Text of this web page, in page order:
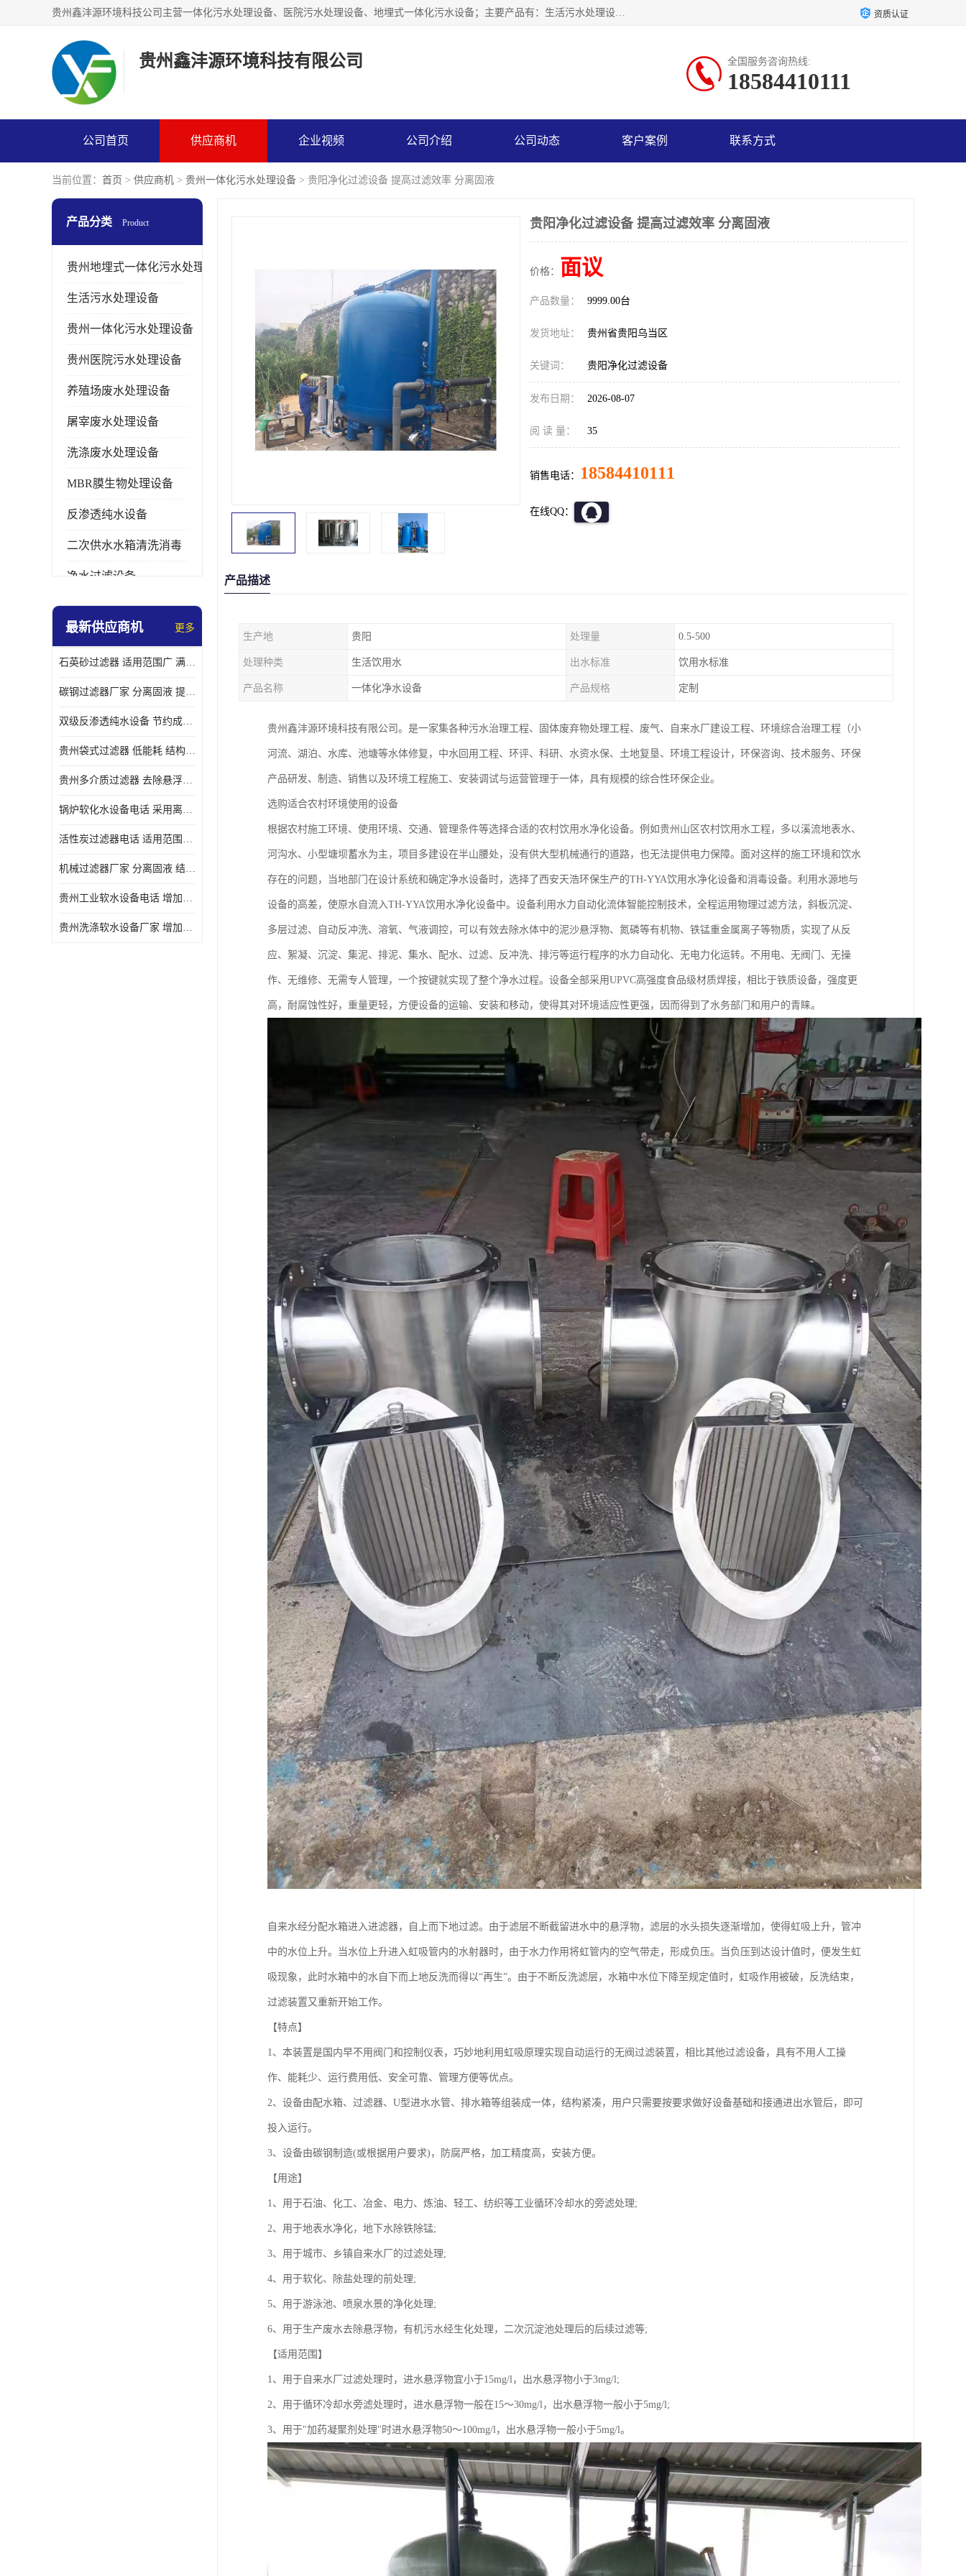
贵州鑫沣源环境科技公司主营一体化污水处理设备、医院污水处理设备、地埋式一体化污水设备；主要产品有：生活污水处理设备，养殖场废水处理设备，屠宰废水处理设备，洗涤废水处理设备，MBR膜生物处理设备，反渗透纯水设备，二次供水水箱清洗消毒，净水过滤设备，软水设备等。欢迎新老顾客来电咨询！ 资质认证
贵州鑫沣源环境科技有限公司 全国服务咨询热线:
18584410111
公司首页 供应商机 企业视频 公司介绍 公司动态 客户案例 联系方式
当前位置： 首页 > 供应商机 > 贵州一体化污水处理设备 > 贵阳净化过滤设备 提高过滤效率 分离固液
产品分类 Product
贵州地埋式一体化污水处理设备
生活污水处理设备
贵州一体化污水处理设备
贵州医院污水处理设备
养殖场废水处理设备
屠宰废水处理设备
洗涤废水处理设备
MBR膜生物处理设备
反渗透纯水设备
二次供水水箱清洗消毒
净水过滤设备
软水设备
最新供应商机 更多
石英砂过滤器 适用范围广 满足不同的需求
碳钢过滤器厂家 分离固液 提高过滤效率
双级反渗透纯水设备 节约成本 提供高纯度水
贵州袋式过滤器 低能耗 结构简单
贵州多介质过滤器 去除悬浮物 防止水垢和堵塞
锅炉软化水设备电话 采用离子交换技术 减少维修和更换的成本
活性炭过滤器电话 适用范围广 防止水垢和堵塞
机械过滤器厂家 分离固液 结构简单
贵州工业软水设备电话 增加清洁效果 使水更加清澈 干净
贵州洗涤软水设备厂家 增加清洁效果 减少维修和更换的成本
贵阳净化过滤设备 提高过滤效率 分离固液
价格： 面议
产品数量： 9999.00台
发货地址： 贵州省贵阳乌当区
关键词： 贵阳净化过滤设备
发布日期： 2026-08-07
阅 读 量： 35
销售电话： 18584410111
在线QQ：
产品描述
生产地 贵阳 处理量 0.5-500
处理种类 生活饮用水 出水标准 饮用水标准
产品名称 一体化净水设备 产品规格 定制
贵州鑫沣源环境科技有限公司。是一家集各种污水治理工程、固体废弃物处理工程、废气、自来水厂建设工程、环境综合治理工程（小
河流、湖泊、水库、池塘等水体修复，中水回用工程、环评、科研、水资水保、土地复垦、环境工程设计，环保咨询、技术服务、环保
产品研发、制造、销售以及环境工程施工、安装调试与运营管理于一体，具有规模的综合性环保企业。
选购适合农村环境使用的设备
根据农村施工环境、使用环境、交通、管理条件等选择合适的农村饮用水净化设备。例如贵州山区农村饮用水工程，多以溪流地表水、
河沟水、小型塘坝蓄水为主，项目多建设在半山腰处，没有供大型机械通行的道路，也无法提供电力保障。面对这样的施工环境和饮水
存在的问题，当地部门在设计系统和确定净水设备时，选择了西安天浩环保生产的TH-YYA饮用水净化设备和消毒设备。利用水源地与
设备的高差，使原水自流入TH-YYA饮用水净化设备中。设备利用水力自动化流体智能控制技术，全程运用物理过滤方法，斜板沉淀、
多层过滤、自动反冲洗、溶氧、气液调控，可以有效去除水体中的泥沙悬浮物、氮磷等有机物、铁锰重金属离子等物质，实现了从反
应、絮凝、沉淀、集泥、排泥、集水、配水、过滤、反冲洗、排污等运行程序的水力自动化、无电力化运转。不用电、无阀门、无操
作、无维修、无需专人管理，一个按键就实现了整个净水过程。设备全部采用UPVC高强度食品级材质焊接，相比于铁质设备，强度更
高，耐腐蚀性好，重量更轻，方便设备的运输、安装和移动，使得其对环境适应性更强，因而得到了水务部门和用户的青睐。
自来水经分配水箱进入进滤器，自上而下地过滤。由于滤层不断截留进水中的悬浮物，滤层的水头损失逐渐增加，使得虹吸上升，管冲
中的水位上升。当水位上升进入虹吸管内的水射器时，由于水力作用将虹管内的空气带走，形成负压。当负压到达设计值时，便发生虹
吸现象，此时水箱中的水自下而上地反洗而得以“再生”。由于不断反洗滤层，水箱中水位下降至规定值时，虹吸作用被破，反洗结束，
过滤装置又重新开始工作。
【特点】
1、本装置是国内早不用阀门和控制仪表，巧妙地利用虹吸原理实现自动运行的无阀过滤装置，相比其他过滤设备，具有不用人工操
作、能耗少、运行费用低、安全可靠、管理方便等优点。
2、设备由配水箱、过滤器、U型进水水管、排水箱等组装成一体，结构紧凑，用户只需要按要求做好设备基础和接通进出水管后，即可
投入运行。
3、设备由碳钢制造(或根据用户要求)，防腐严格，加工精度高，安装方便。
【用途】
1、用于石油、化工、冶金、电力、炼油、轻工、纺织等工业循环冷却水的旁滤处理;
2、用于地表水净化，地下水除铁除锰;
3、用于城市、乡镇自来水厂的过滤处理;
4、用于软化、除盐处理的前处理;
5、用于游泳池、喷泉水景的净化处理;
6、用于生产废水去除悬浮物，有机污水经生化处理，二次沉淀池处理后的后续过滤等;
【适用范围】
1、用于自来水厂过滤处理时，进水悬浮物宜小于15mg/l，出水悬浮物小于3mg/l;
2、用于循环冷却水旁滤处理时，进水悬浮物一般在15～30mg/l，出水悬浮物一般小于5mg/l;
3、用于"加药凝聚剂处理"时进水悬浮物50～100mg/l，出水悬浮物一般小于5mg/l。